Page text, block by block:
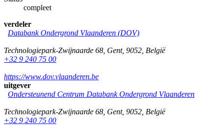
compleet
verdeler
Databank Ondergrond Vlaanderen (DOV)
Technologiepark-Zwijnaarde 68 Gent, 9052 België
+32 9 240 75 00
https://www.dov.vlaanderen.be
uitgever
Ondersteunend Centrum Databank Ondergrond Vlaanderen
Technologiepark-Zwijnaarde 68 Gent, 9052 België
+32 9 240 75 00